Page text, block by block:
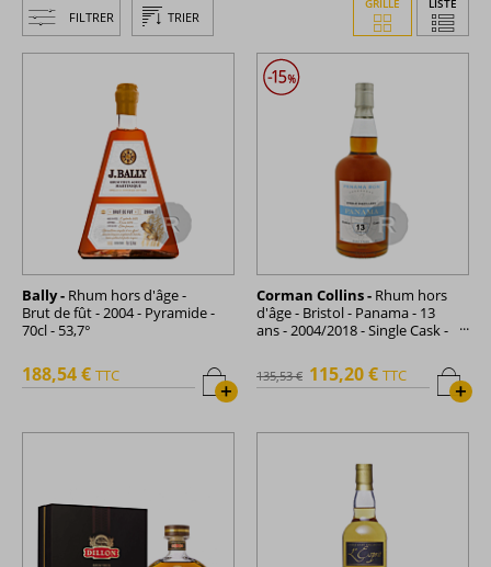
FILTRER TRIER
Bally - Rhum hors d'âge -
Brut de fût - 2004 - Pyramide -
70cl - 53,7°
+
188,54 € TTC
Corman Collins - Rhum hors
d'âge - Bristol - Panama - 13
ans - 2004/2018 - Single Cask -
+
135,53 € 115,20 € TTC